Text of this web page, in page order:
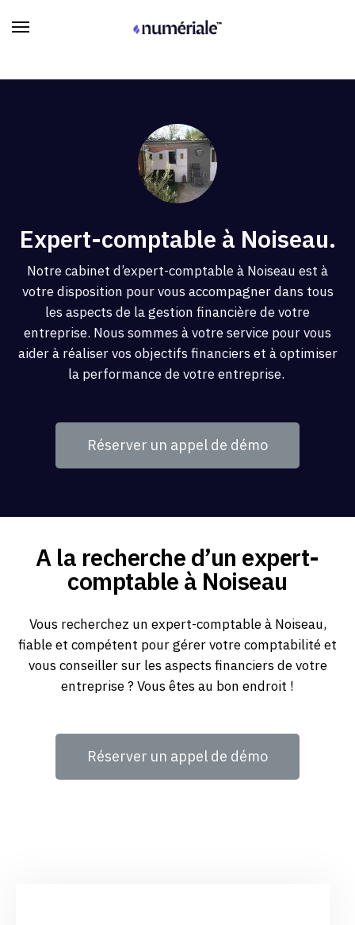
Expert-comptable à Noiseau.
Notre cabinet d’expert-comptable à Noiseau est à
votre disposition pour vous accompagner dans tous
les aspects de la gestion financière de votre
entreprise. Nous sommes à votre service pour vous
aider à réaliser vos objectifs financiers et à optimiser
la performance de votre entreprise.
Réserver un appel de démo
A la recherche d’un expert-
comptable à Noiseau
Vous recherchez un expert-comptable à Noiseau,
fiable et compétent pour gérer votre comptabilité et
vous conseiller sur les aspects financiers de votre
entreprise ? Vous êtes au bon endroit !
Réserver un appel de démo